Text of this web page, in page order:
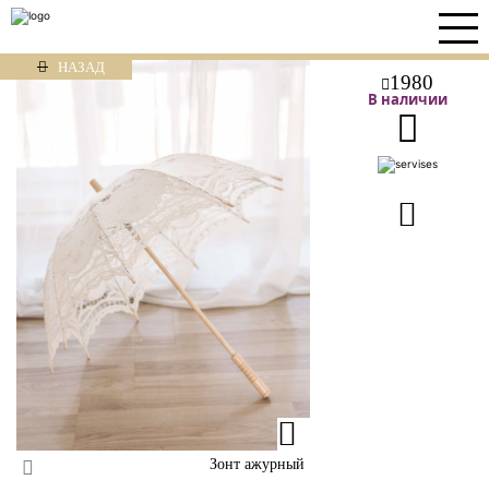
НАЗАД
1980
В наличии
Зонт ажурный